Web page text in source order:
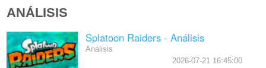
ANÁLISIS
Splatoon Raiders - Análisis
Análisis
2026-07-21 16:45:00